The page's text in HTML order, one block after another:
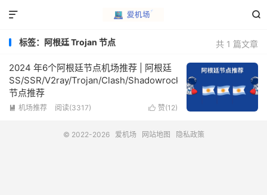


共 1 篇文章
标签：阿根廷 Trojan 节点
2024 年6个阿根廷节点机场推荐 | 阿根廷
SS/SSR/V2ray/Trojan/Clash/Shadowrocket
节点推荐
 赞(12)
 机场推荐 阅读(3317)
© 2022-2026 爱机场 网站地图 隐私政策